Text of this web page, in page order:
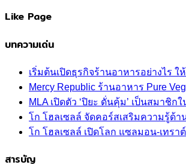
Like Page
บทความเด่น
เริ่มต้นเปิดธุรกิจร้านอาหารอย่างไร
Mercy Republic ร้านอาหาร Pure
MLA เปิดตัว ‘ปิยะ ดั่นคุ้ม’ เป็นสมาชิก
โก โฮลเซลล์ จัดคอร์สเสริมความรู้ด้
โก โฮลเซลล์ เปิดโลก แซลมอน-เทร
สารบัญ